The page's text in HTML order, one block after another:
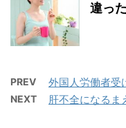
違っ
PREV 外国人労働者受
NEXT 肝不全になるま